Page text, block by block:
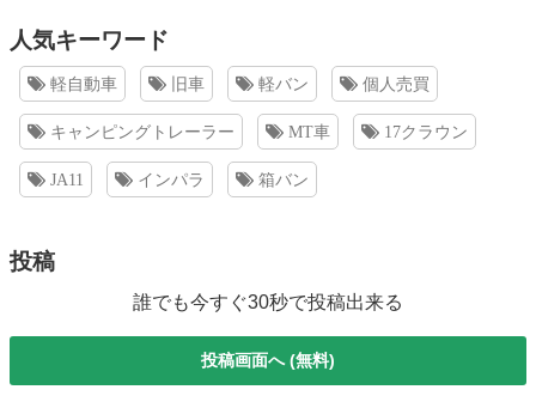
人気キーワード
軽自動車 旧車 軽バン 個人売買
キャンピングトレーラー MT車 17クラウン
JA11 インパラ 箱バン
投稿
誰でも今すぐ30秒で投稿出来る
投稿画面へ (無料)